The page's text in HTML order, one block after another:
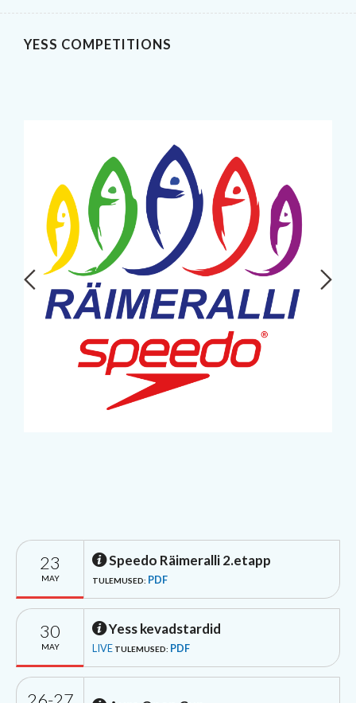
YESS COMPETITIONS
23
MAY
Speedo Räimeralli 2.etapp
TULEMUSED: PDF
30
MAY
Yess kevadstardid
LIVE TULEMUSED: PDF